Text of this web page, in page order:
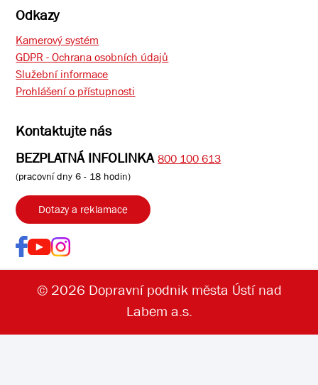
Odkazy
Kamerový systém
GDPR - Ochrana osobních údajů
Služební informace
Prohlášení o přístupnosti
Kontaktujte nás
BEZPLATNÁ INFOLINKA 800 100 613
(pracovní dny 6 - 18 hodin)
Dotazy a reklamace
© 2026 Dopravní podnik města Ústí nad
Labem a.s.